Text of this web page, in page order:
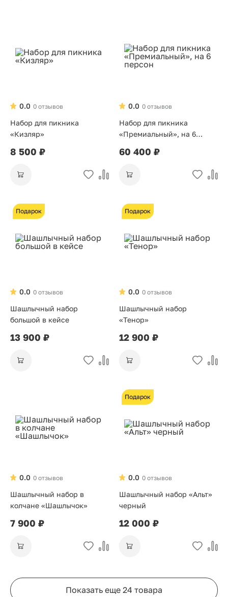
0 отзывов
0.0
Набор для пикника
«Кизляр»
8 500 ₽
0 отзывов
0.0
Набор для пикника
«Премиальный», на 6
60 400 ₽
Подарок
0 отзывов
0.0
Шашлычный набор
большой в кейсе
13 900 ₽
Подарок
0 отзывов
0.0
Шашлычный набор
«Тенор»
12 900 ₽
0 отзывов
0.0
Шашлычный набор в
колчане «Шашлычок»
7 900 ₽
Подарок
0 отзывов
0.0
Шашлычный набор «Альт»
черный
12 000 ₽
Показать еще 24 товара